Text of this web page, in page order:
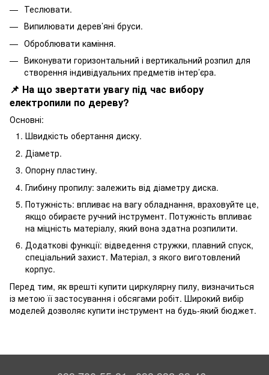
Теслювати.
Випилювати дерев’яні бруси.
Оброблювати каміння.
Виконувати горизонтальний і вертикальний розпил для
створення індивідуальних предметів інтер’єра.
📌 На що звертати увагу під час вибору
електропили по дереву?
Основні:
Швидкість обертання диску.
Діаметр.
Опорну пластину.
Глибину пропилу: залежить від діаметру диска.
Потужність: впливає на вагу обладнання, враховуйте це,
якщо обираєте ручний інструмент. Потужність впливає
на міцність матеріалу, який вона здатна розпилити.
Додаткові функції: відведення стружки, плавний спуск,
спеціальний захист. Матеріал, з якого виготовлений
корпус.
Перед тим, як врешті купити циркулярну пилу, визначиться
із метою її застосування і обсягами робіт. Широкий вибір
моделей дозволяє купити інструмент на будь-який бюджет.